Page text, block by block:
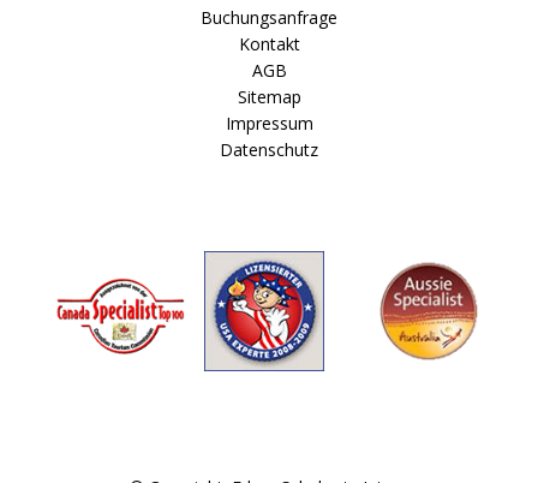
Buchungsanfrage
Kontakt
AGB
Sitemap
Impressum
Datenschutz